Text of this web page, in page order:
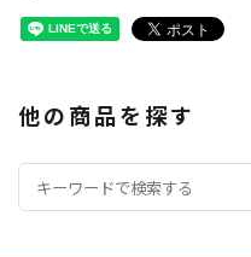
他の商品を探す